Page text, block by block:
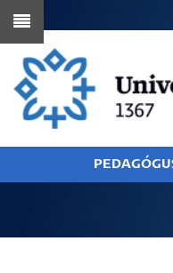
Skip
main
content